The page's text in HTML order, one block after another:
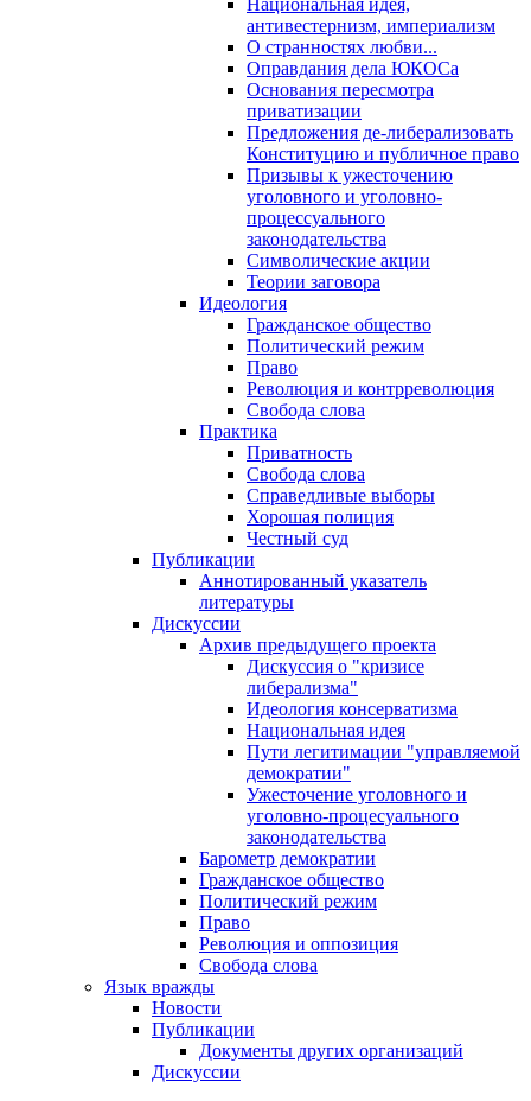
Национальная идея,
антивестернизм, империализм
О странностях любви...
Оправдания дела ЮКОСа
Основания пересмотра
приватизации
Предложения де-либерализовать
Конституцию и публичное право
Призывы к ужесточению
уголовного и уголовно-
процессуального
законодательства
Символические акции
Теории заговора
Идеология
Гражданское общество
Политический режим
Право
Революция и контрреволюция
Свобода слова
Практика
Приватность
Свобода слова
Справедливые выборы
Хорошая полиция
Честный суд
Публикации
Аннотированный указатель
литературы
Дискуссии
Архив предыдущего проекта
Дискуссия о "кризисе
либерализма"
Идеология консерватизма
Национальная идея
Пути легитимации "управляемой
демократии"
Ужесточение уголовного и
уголовно-процесуального
законодательства
Барометр демократии
Гражданское общество
Политический режим
Право
Революция и оппозиция
Свобода слова
Язык вражды
Новости
Публикации
Документы других организаций
Дискуссии